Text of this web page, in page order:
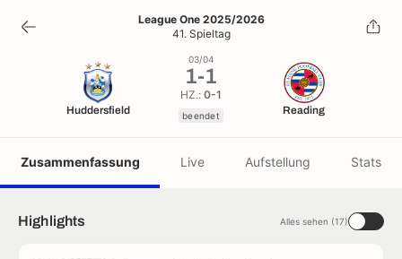
1-1
beendet
League One 2025/2026
41. Spieltag
Huddersfield
03/04
1-1
HZ.: 0-1
beendet Reading
Zusammenfassung Live Aufstellung Stats
Highlights Alles sehen (17)